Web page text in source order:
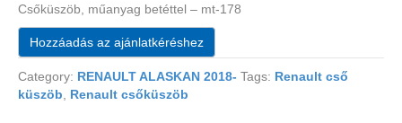
Csőküszöb, műanyag betéttel – mt-178
Hozzáadás az ajánlatkéréshez
Category: RENAULT ALASKAN 2018- Tags: Renault cső
küszöb
Renault csőküszöb